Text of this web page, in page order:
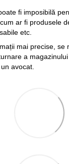
fi imposibilă
ar fi produsele
etc.
mai precise, se
a
avocat.